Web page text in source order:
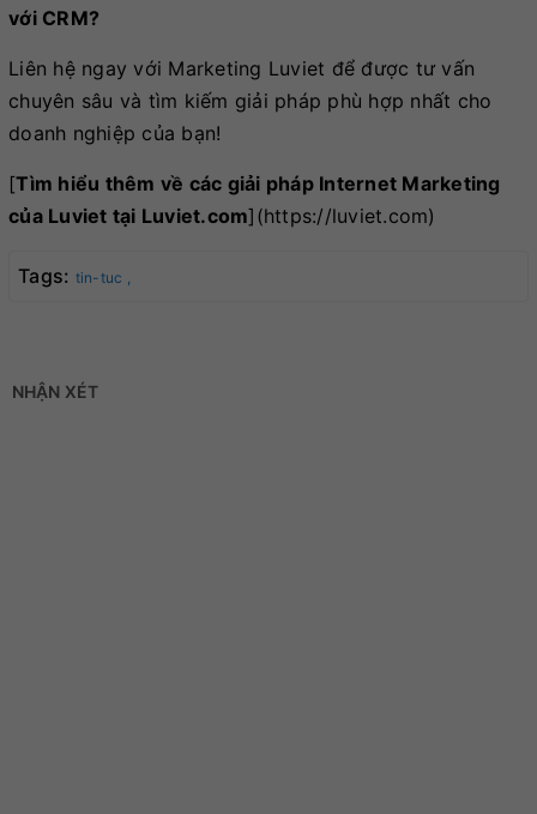
với CRM?
Liên hệ ngay với Marketing Luviet để được tư vấn
chuyên sâu và tìm kiếm giải pháp phù hợp nhất cho
doanh nghiệp của bạn!
[Tìm hiểu thêm về các giải pháp Internet Marketing
của Luviet tại Luviet.com](https://luviet.com)
Tags: tin-tuc ,
NHẬN XÉT